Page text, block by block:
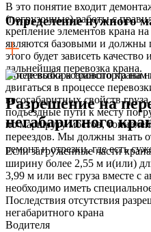
В это понятие входит
(погрузочные) работы с
крепление элементов крана
являются базовыми и должны
этого будет зависеть
дальнейшая перевозка крана.
Определение нужного
После выбора транспорта
двигаться в процессе
весогабаритных свойств
подъездные пути к месту
по маршруту мостов,
переездов. Мы должны знать
ремонт и отрезки, где есть
Разрешение на
негабаритного
Если загруженные части
ширину более 2,55 м и(или)
3,99 м или вес груза вместе с
необходимо иметь
Последствия отсутствия
негабаритного крана
Водителя